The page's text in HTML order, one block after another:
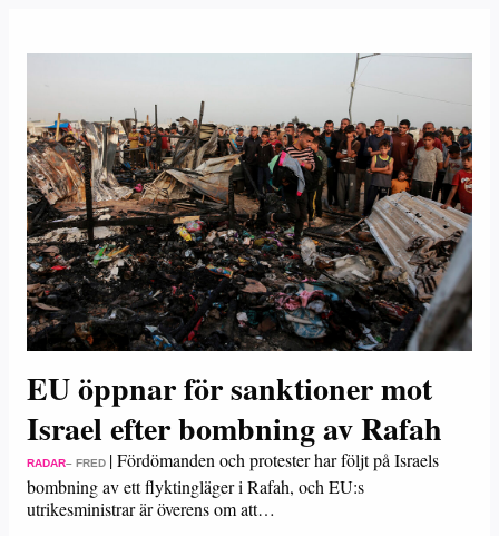
EU öppnar för sanktioner mot
Israel efter bombning av Rafah
RADAR– FRED |Fördömanden och protester har följt på Israels
bombning av ett flyktingläger i Rafah, och EU:s
utrikesministrar är överens om att…